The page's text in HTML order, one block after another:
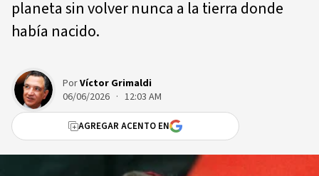
planeta sin volver nunca a la tierra donde
había nacido.
PorVíctor Grimaldi
06/06/2026 · 12:03 AM
AGREGAR ACENTO EN